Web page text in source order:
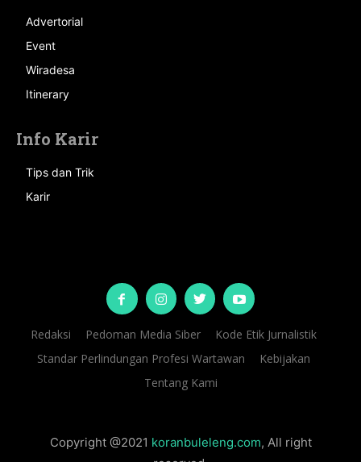
Advertorial
Event
Wiradesa
Itinerary
Info Karir
Tips dan Trik
Karir
Redaksi Pedoman Media Siber
Kode Etik Jurnalistik
Standar Perlindungan Profesi Wartawan
Kebijakan
Tentang Kami
Copyright @2021 koranbuleleng.com, All right